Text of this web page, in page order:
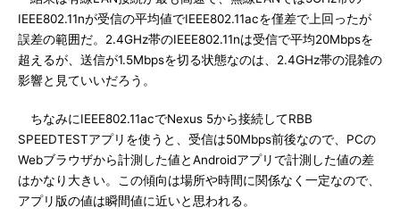
IEEE802.11nが受信の平均値でIEEE802.11acを僅差で上回ったが
誤差の範囲だ。2.4GHz帯のIEEE802.11nは受信で平均20Mbpsを
超えるが、送信が1.5Mbpsを切る状態なのは、2.4GHz帯の混雑の
影響と見ていいだろう。
ちなみにIEEE802.11acでNexus 5から接続してRBB
SPEEDTESTアプリを使うと、受信は50Mbps前後なので、PCの
Webブラウザから計測した値とAndroidアプリで計測した値の差
はかなり大きい。この傾向は場所や時間に関係なく一定なので、
アプリ版の値は瞬間値に近いと思われる。